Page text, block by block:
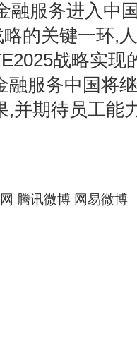
融服务进入中
的关键一环,
战略实现
融服务中国将
,并期待员工能
腾讯微博 网易微博